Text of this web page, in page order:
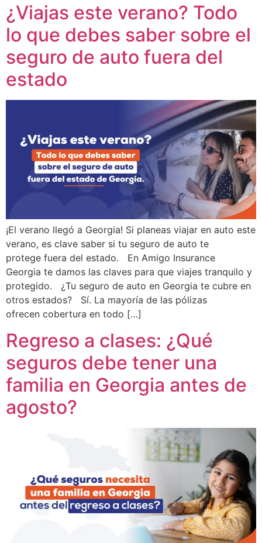
¿Viajas este verano? Todo
lo que debes saber sobre el
seguro de auto fuera del
estado
¡El verano llegó a Georgia! Si planeas viajar en auto este
verano, es clave saber si tu seguro de auto te
protege fuera del estado. En Amigo Insurance
Georgia te damos las claves para que viajes tranquilo y
protegido. ¿Tu seguro de auto en Georgia te cubre en
otros estados? Sí. La mayoría de las pólizas
ofrecen cobertura en todo […]
Regreso a clases: ¿Qué
seguros debe tener una
familia en Georgia antes de
agosto?